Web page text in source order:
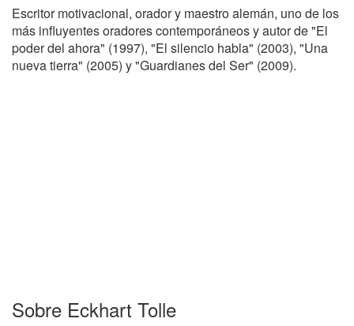
Escritor motivacional, orador y maestro alemán, uno de los
más influyentes oradores contemporáneos y autor de "El
poder del ahora" (1997), "El silencio habla" (2003), "Una
nueva tierra" (2005) y "Guardianes del Ser" (2009).
Sobre Eckhart Tolle